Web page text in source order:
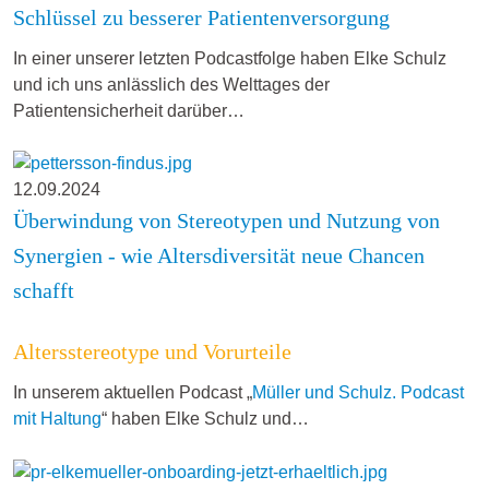
Schlüssel zu besserer Patientenversorgung
In einer unserer letzten Podcastfolge haben Elke Schulz
und ich uns anlässlich des Welttages der
Patientensicherheit darüber…
12.09.2024
Überwindung von Stereotypen und Nutzung von
Synergien - wie Altersdiversität neue Chancen
schafft
Altersstereotype und Vorurteile
In unserem aktuellen Podcast „Müller und Schulz. Podcast
mit Haltung“ haben Elke Schulz und…